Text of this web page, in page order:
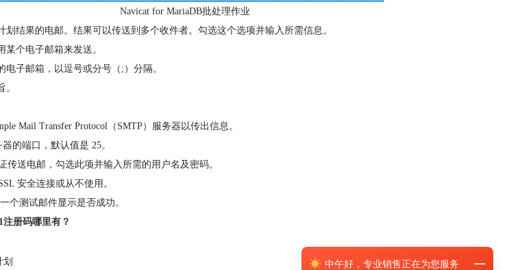
中午好， 专业销售正在为您服务
Navicat for MariaDB批处理作业
结果的电邮。结果可以传送到多个收件者。勾选这个选项并输入所需信息。
个电子邮箱来发送。
子邮箱，以逗号或分号（;）分隔。
Mail Transfer Protocol（SMTP）服务器以传出信息。
的端口，默认值是 25。
传送电邮，勾选此项并输入所需的用户名及密码。
安全连接或从不使用。
个测试邮件显示是否成功。
册码哪里有？
划